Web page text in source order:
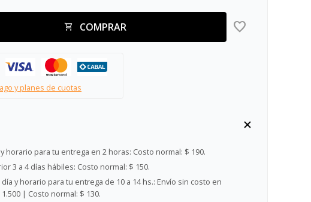
COMPRAR
y planes de cuotas
horario para tu entrega en 2 horas: Costo normal: $ 190.
3 a 4 días hábiles: Costo normal: $ 150.
y horario para tu entrega de 10 a 14 hs.: Envío sin costo en
| Costo normal: $ 130.